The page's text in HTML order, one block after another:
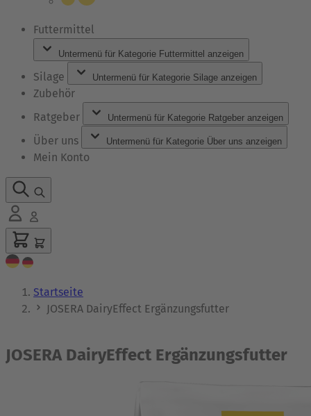
Futtermittel
Untermenü für Kategorie Futtermittel anzeigen
Silage Untermenü für Kategorie Silage anzeigen
Zubehör
Ratgeber
Untermenü für Kategorie Ratgeber anzeigen
Über uns Untermenü für Kategorie Über uns anzeigen
Mein Konto
Startseite
JOSERA DairyEffect Ergänzungsfutter
JOSERA DairyEffect Ergänzungsfutter